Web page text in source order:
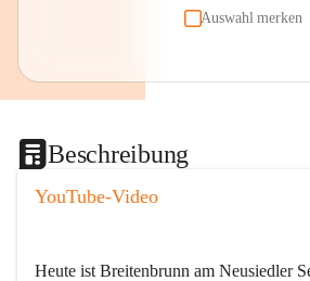
Auswahl merken
Beschreibung
YouTube-Video
Heute ist Breitenbrunn am Neusiedler